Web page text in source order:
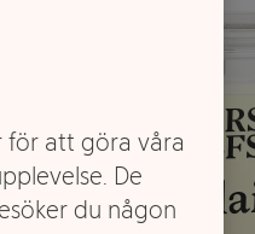
för att göra våra
De
du någon